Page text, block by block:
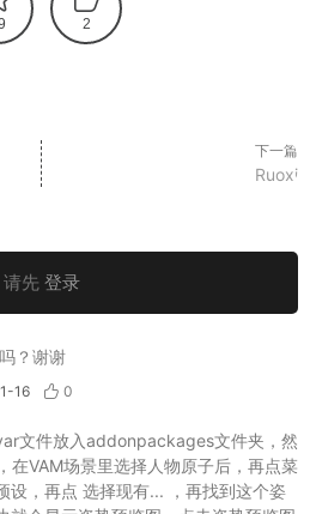
2
下一篇
Ruoxi
请先 登录
？谢谢
16 0
文件放入addonpackages文件夹，然
在VAM场景里选择人物原子后，再点菜
设，再点 选择现有... ，再找到这个姿